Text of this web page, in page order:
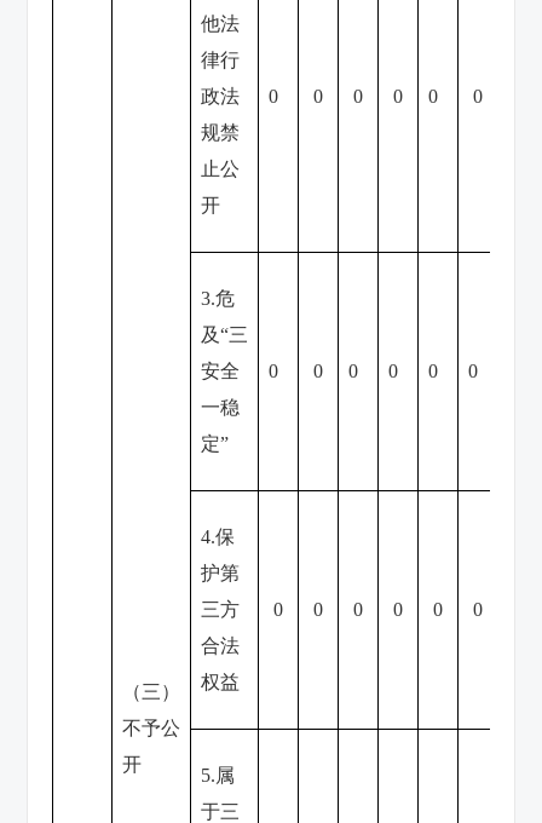
（三）
不予公
开
他法
律行
政法
规禁
止公
开
0 0 0 0 0 0
3.危
及“三
安全
一稳
定”
0 0 0 0 0 0
4.保
护第
三方
合法
权益
0 0 0 0 0 0
5.属
于三